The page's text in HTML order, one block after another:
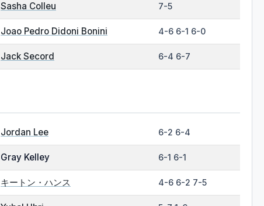
Sasha Colleu 7-5
Joao Pedro Didoni Bonini 4-6 6-1 6-0
Jack Secord 6-4 6-7
Jordan Lee 6-2 6-4
Gray Kelley 6-1 6-1
キートン・ハンス 4-6 6-2 7-5